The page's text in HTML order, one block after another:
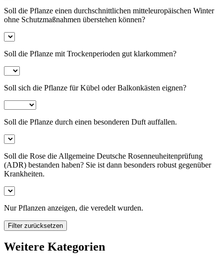
Soll die Pflanze einen durchschnittlichen mitteleuropäischen Winter
ohne Schutzmaßnahmen überstehen können?
Soll die Pflanze mit Trockenperioden gut klarkommen?
Soll sich die Pflanze für Kübel oder Balkonkästen eignen?
Soll die Pflanze durch einen besonderen Duft auffallen.
Soll die Rose die Allgemeine Deutsche Rosenneuheitenprüfung
(ADR) bestanden haben? Sie ist dann besonders robust gegenüber
Krankheiten.
Nur Pflanzen anzeigen, die veredelt wurden.
Filter zurücksetzen
Weitere Kategorien